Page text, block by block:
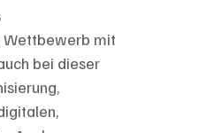
Wettbewerb mit
bei dieser